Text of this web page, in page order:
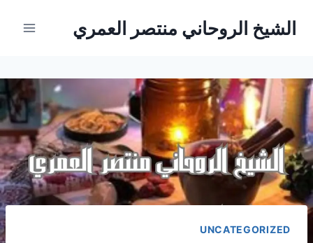
إلىالشيخ الروحاني منتصر العمري
UNCATEGORIZED